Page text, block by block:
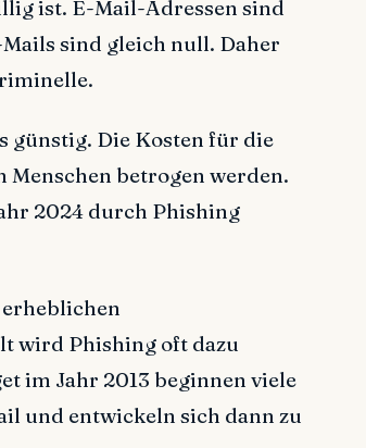
ist. E-Mail-Adressen sind
sind gleich null. Daher
günstig. Die Kosten für die
betrogen werden.
2024 durch Phishing
wird Phishing oft dazu
im Jahr 2013 beginnen viele
und entwickeln sich dann zu